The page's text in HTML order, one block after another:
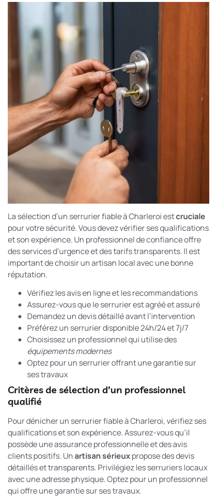
La sélection d’un serrurier fiable à Charleroi estcruciale
pour votre sécurité. Vous devez vérifier ses qualifications
et son expérience. Un professionnel de confiance offre
des services d’urgence et des tarifs transparents. Il est
important de choisir un artisan local avec une bonne
réputation.
Vérifiez les avis en ligne et les recommandations
Assurez-vous que le serrurier est agréé et assuré
Demandez un devis détaillé avant l’intervention
Préférez un serrurier disponible 24h/24 et 7j/7
Choisissez un professionnel qui utilise des
équipements modernes
Optez pour un serrurier offrant une garantie sur
ses travaux
Critères de sélection d’un professionnel
qualifié
Pour dénicher un serrurier fiable à Charleroi, vérifiez ses
qualifications et son expérience. Assurez-vous qu’il
possède une assurance professionnelle et des avis
clients positifs. Unartisan sérieuxpropose des devis
détaillés et transparents. Privilégiez les serruriers locaux
avec une adresse physique. Optez pour un professionnel
qui offre une garantie sur ses travaux.